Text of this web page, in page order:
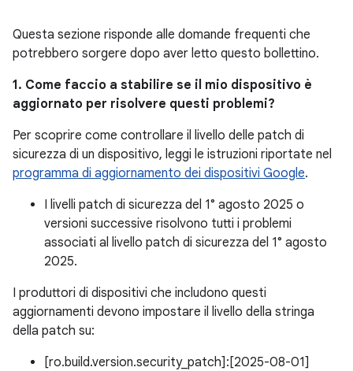
Questa sezione risponde alle domande frequenti che
potrebbero sorgere dopo aver letto questo bollettino.
1. Come faccio a stabilire se il mio dispositivo è
aggiornato per risolvere questi problemi?
Per scoprire come controllare il livello delle patch di
sicurezza di un dispositivo, leggi le istruzioni riportate nel
programma di aggiornamento dei dispositivi Google.
I livelli patch di sicurezza del 1° agosto 2025 o
versioni successive risolvono tutti i problemi
associati al livello patch di sicurezza del 1° agosto
2025.
I produttori di dispositivi che includono questi
aggiornamenti devono impostare il livello della stringa
della patch su:
[ro.build.version.security_patch]:[2025-08-01]